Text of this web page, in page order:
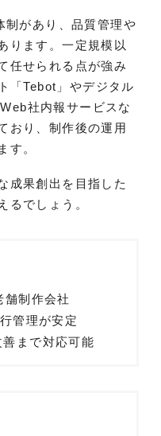
制があり、品質管理や
ります。一定規模以
任せられる点が強み
「Tebot」やデジタル
社内報サービスな
おり、制作後の運用
す。
成果創出を目指した
るでしょう。
舗制作会社
管理が安定
まで対応可能